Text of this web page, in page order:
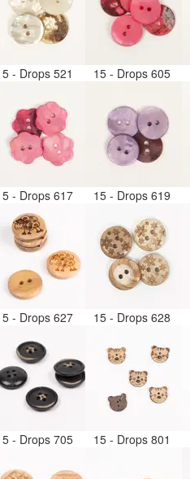
- Drops 521 15 - Drops 605
- Drops 617 15 - Drops 619
- Drops 627 15 - Drops 628
- Drops 705 15 - Drops 801